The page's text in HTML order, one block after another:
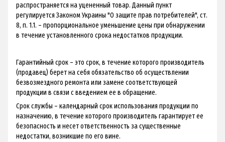
распространяется на уцененный товар. Данный пункт
регулируется Законом Украины "О защите прав потребителей", ст.
8, п. 1.1. – пропорциональное уменьшение цены при обнаружении
в течение установленного срока недостатков продукции.
Гарантийный срок – это срок, в течение которого производитель
(продавец) берет на себя обязательство об осуществлении
безвозмездного ремонта или замене соответствующей
продукции в связи с введением ее в обращение.
Срок службы – календарный срок использования продукции по
назначению, в течение которого производитель гарантирует ее
безопасность и несет ответственность за существенные
недостатки, возникшие по его вине.